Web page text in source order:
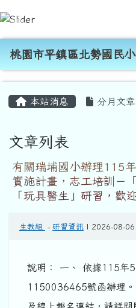
跳至主內容區
桃園市平鎮區北
導覽列
桃園市平鎮區北勢國民
本站消息 分月文章
文章列表
有關瑞埔國小辦理115
實施計畫，志工培訓－
「玩具醫生」研習，歡
生教組 - 研習資訊 | 2026-08-06
說明： 一、 依據115年
1150036465號函辦理